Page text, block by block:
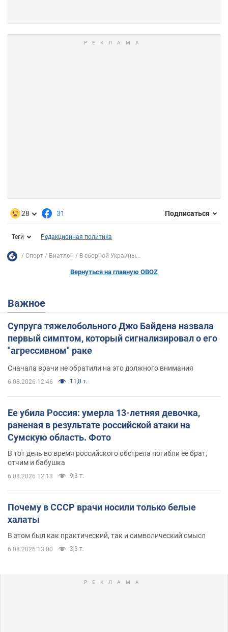
28 31 Подписаться
Теги Редакционная политика
Спорт Биатлон В сборной Украины...
Вернуться на главную OBOZ
Важное
Супруга тяжелобольного Джо Байдена назвала
первый симптом, который сигнализировал о его
"агрессивном" раке
Сначала врачи не обратили на это должного внимания
6.08.2026 12:46 11,0 т.
Ее убила Россия: умерла 13-летняя девочка,
раненая в результате российской атаки на
Сумскую область. Фото
В тот день во время российского обстрела погибли ее брат,
отчим и бабушка
6.08.2026 12:13 9,3 т.
Почему в СССР врачи носили только белые
халаты
В этом был как практический, так и символический смысл
6.08.2026 13:00 3,3 т.